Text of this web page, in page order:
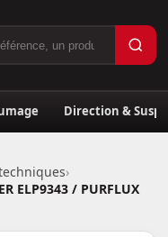
Direction &
›
ELP9343 / PURFLUX